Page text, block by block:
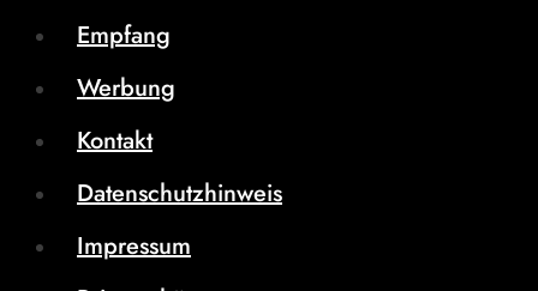
Empfang
Werbung
Kontakt
Datenschutzhinweis
Impressum